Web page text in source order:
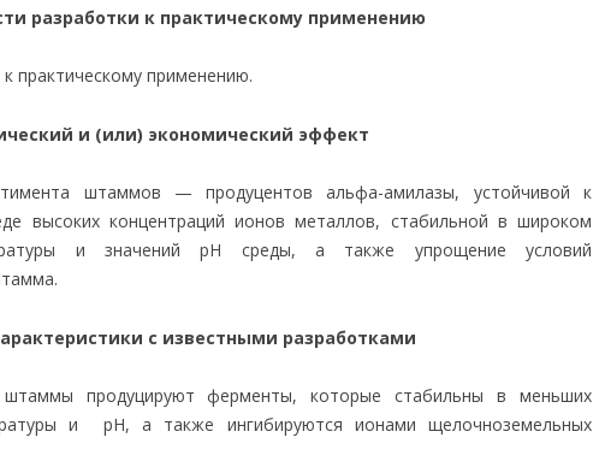
разработки к практическому применению
практическому применению.
и (или) экономический эффект
штаммов — продуцентов альфа-амилазы, устойчивой к
высоких концентраций ионов металлов, стабильной в широком
и значений рН среды, а также упрощение условий
с известными разработками
штаммы продуцируют ферменты, которые стабильны в меньших
и pH, а также ингибируются ионами щелочноземельных